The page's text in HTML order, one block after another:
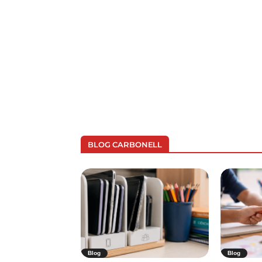
BLOG CARBONELL
Blog Blog